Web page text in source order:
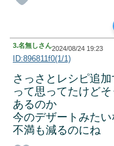
3.名無しさん2024/08/24 19:23
ID:896811f0(1/1)
さっさとレシピ追
って思ってたけど
あるのか
今のデザートみた
不満も減るのにね